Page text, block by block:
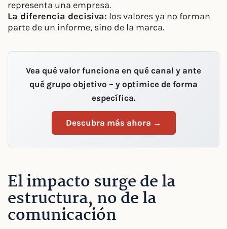
representa una empresa.
La diferencia decisiva: los valores ya no forman
parte de un informe, sino de la marca.
Vea qué valor funciona en qué canal y ante
qué grupo objetivo – y optimice de forma
específica.
Descubra más ahora →
El impacto surge de la
estructura, no de la
comunicación